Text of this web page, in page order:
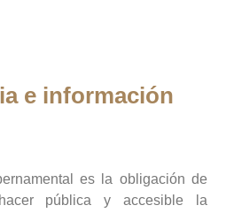
e información
es la obligación de
pública y accesible la